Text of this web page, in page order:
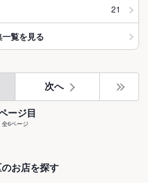
21
一覧を見る
次へ
ージ目
全6ページ
お店を探す